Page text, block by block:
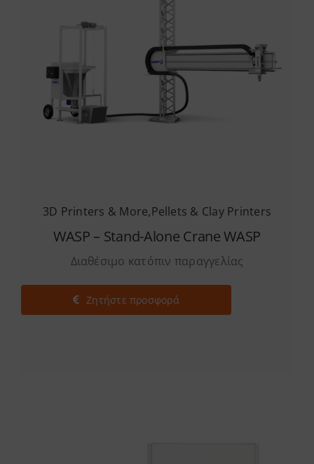
3D Printers & More,Pellets & Clay Printers
WASP – Stand-Alone Crane WASP
Διαθέσιμο κατόπιν παραγγελίας
Ζητήστε προσφορά